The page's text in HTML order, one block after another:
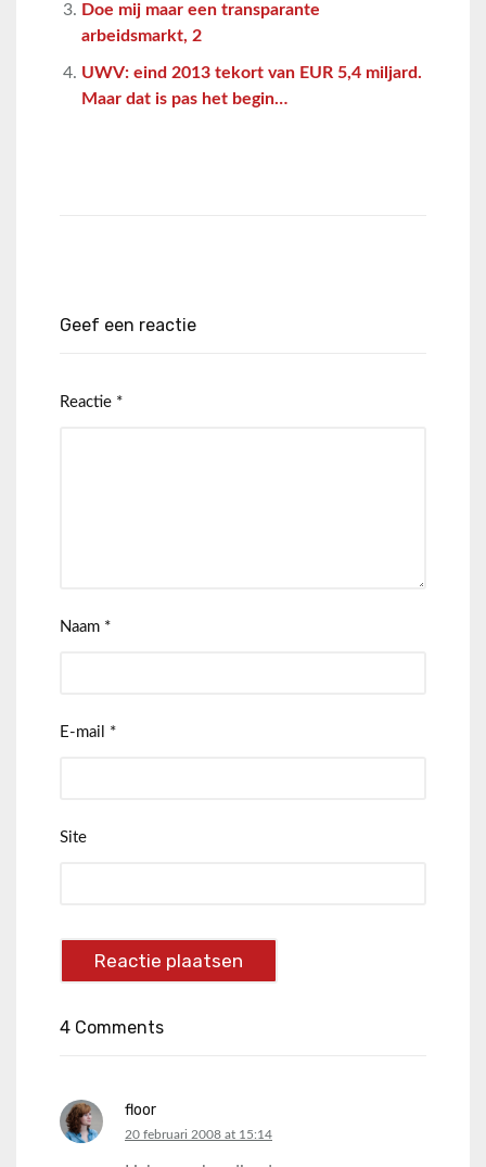
Doe mij maar een transparante
arbeidsmarkt, 2
UWV: eind 2013 tekort van EUR 5,4 miljard.
Maar dat is pas het begin…
Geef een reactie
Reactie *
Naam *
E-mail *
Site
4 Comments
floor
says:
20 februari 2008 at 15:14